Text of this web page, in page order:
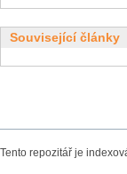
Související články
Tento repozitář je